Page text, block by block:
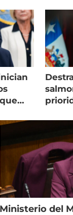
Ministerio del